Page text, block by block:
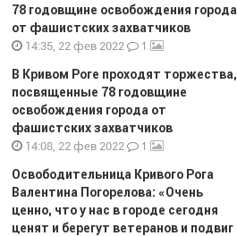
78 годовщине освобождения города
от фашистских захватчиков
14:35, 22 фев 2022 1
В Кривом Роге проходят торжества,
посвященные 78 годовщине
освобождения города от
фашистских захватчиков
14:08, 22 фев 2022 1
Освободительница Кривого Рога
Валентина Погорелова: «Очень
ценно, что у нас в городе сегодня
ценят и берегут ветеранов и подвиг